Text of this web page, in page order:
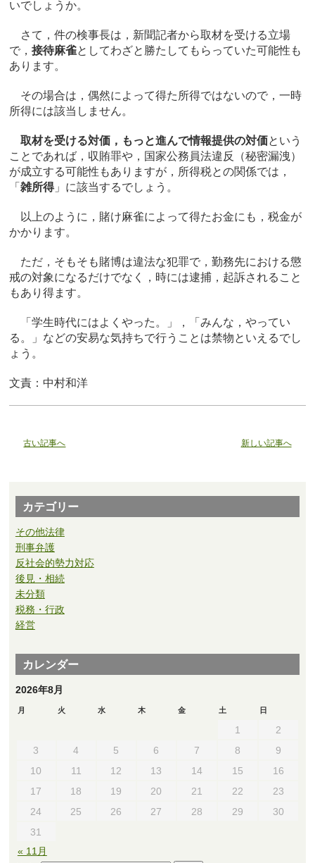
いでしょうか。
さて，件の検事長は，新聞記者から取材を受ける立場
で，接待麻雀としてわざと勝たしてもらっていた可能性も
あります。
その場合は，偶然によって得た所得ではないので，一時
所得には該当しません。
取材を受ける対価，もっと進んで情報提供の対価という
ことであれば，収賄罪や，国家公務員法違反（秘密漏洩）
が成立する可能性もありますが，所得税との関係では，
「雑所得」に該当するでしょう。
以上のように，賭け麻雀によって得たお金にも，税金が
かかります。
ただ，そもそも賭博は違法な犯罪で，勤務先における懲
戒の対象になるだけでなく，時には逮捕，起訴されること
もあり得ます。
「学生時代にはよくやった。」，「みんな，やってい
る。」などの安易な気持ちで行うことは禁物といえるでし
ょう。
文責：中村和洋
古い記事へ 新しい記事へ
カテゴリー
その他法律
刑事弁護
反社会的勢力対応
後見・相続
未分類
税務・行政
経営
カレンダー
2026年8月
月 火 水 木 金 土 日
« 11月
1
2
3
4 5 6 7 8
9
10
11 12 13 14 15
16
17
18 19 20 21 22
23
24
25 26 27 28 29
30
31